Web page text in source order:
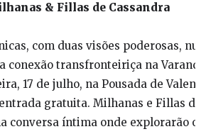
& Fillas de Cassandra
com duas visões poderosas,
conexão transfronteiriça na
17 de julho, na Pousada de
gratuita. Milhanas e Fillas de
conversa íntima onde explorarão os